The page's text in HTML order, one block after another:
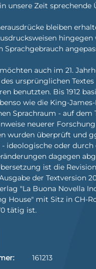
unsere Zeit sprechende
bleiben
hingegen
Sprachgebrauch
auch im 21.
ursprünglichen Textes
benutzten. Bis 1912
wie die King-
Sprachraum - auf dem
neuerer
wurden überprüft und
ideologische oder durch
dagegen
ist die
der Textversion
"La Buona Novella
House" mit Sitz in CH-
tätig ist.
161213